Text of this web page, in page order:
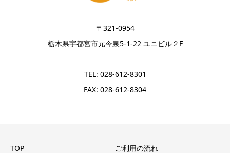
〒321-0954
栃木県宇都宮市元今泉5-1-22 ユニビル２F
TEL: 028-612-8301
FAX: 028-612-8304
TOP ご利用の流れ